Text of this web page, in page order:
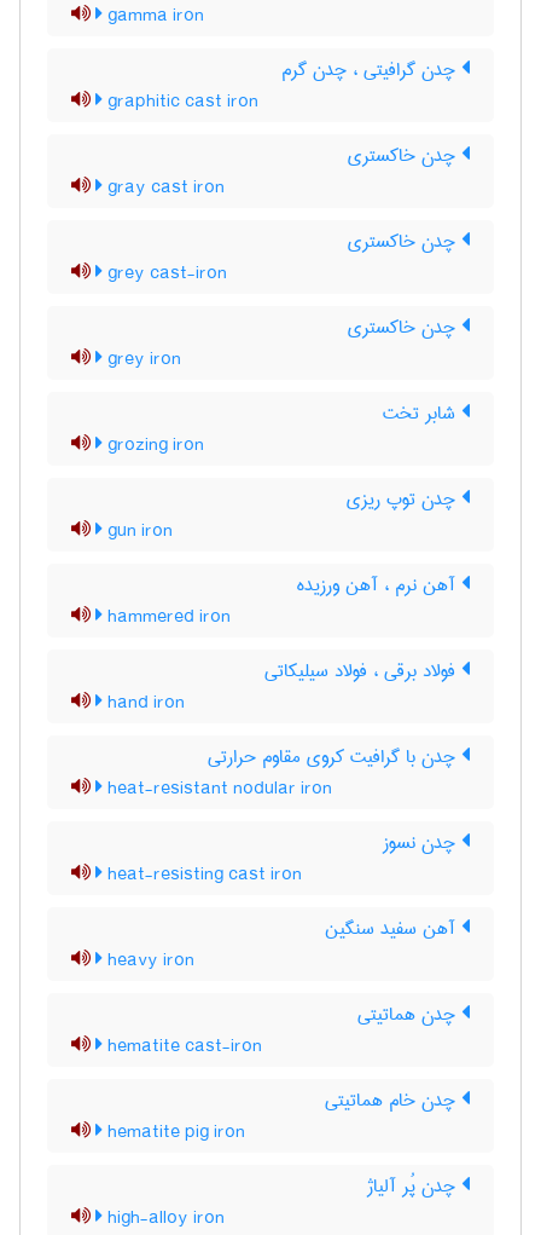
gamma iron
چدن گرافیتی ، چدن گرم
graphitic cast iron
چدن خاکستری
gray cast iron
چدن خاکستری
grey cast-iron
چدن خاکستری
grey iron
شابر تخت
grozing iron
چدن توپ ریزی
gun iron
آهن نرم ، آهن ورزیده
hammered iron
فولاد برقی ، فولاد سیلیکاتی
hand iron
چدن با گرافیت کروی مقاوم حرارتی
heat-resistant nodular iron
چدن نسوز
heat-resisting cast iron
آهن سفید سنگین
heavy iron
چدن هماتیتی
hematite cast-iron
چدن خام هماتیتی
hematite pig iron
چدن پُر آلیاژ
high-alloy iron